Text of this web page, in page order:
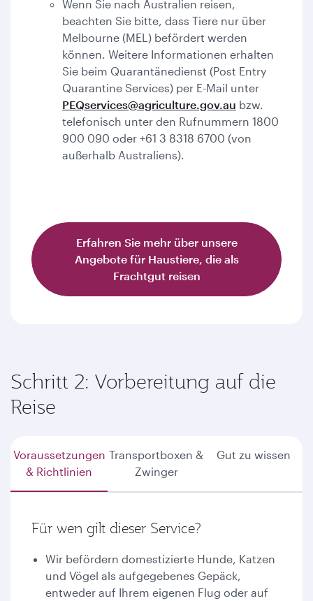
Wenn Sie nach Australien reisen,
beachten Sie bitte, dass Tiere nur über
Melbourne (MEL) befördert werden
können. Weitere Informationen erhalten
Sie beim Quarantänedienst (Post Entry
Quarantine Services) per E-Mail unter
PEQservices@agriculture.gov.au bzw.
telefonisch unter den Rufnummern 1800
900 090 oder +61 3 8318 6700 (von
außerhalb Australiens).
Erfahren Sie mehr über unsere
Angebote für Haustiere, die als
Frachtgut reisen
Schritt 2: Vorbereitung auf die
Reise
Voraussetzungen
& Richtlinien
Transportboxen &
Zwinger
Gut zu wissen
Für wen gilt dieser Service?
Wir befördern domestizierte Hunde, Katzen
und Vögel als aufgegebenes Gepäck,
entweder auf Ihrem eigenen Flug oder auf